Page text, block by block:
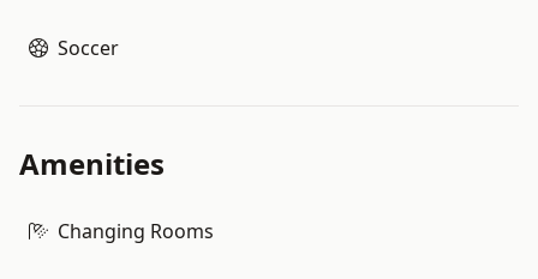
Soccer
Amenities
Changing Rooms